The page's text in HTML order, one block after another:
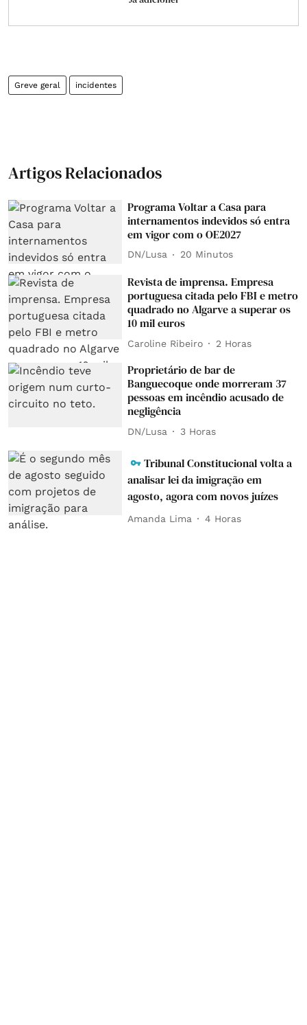
Greve geral incidentes
Artigos Relacionados
Programa Voltar a Casa para
internamentos indevidos só entra
em vigor com o OE2027
DN/Lusa 20 Minutos
Revista de imprensa. Empresa
portuguesa citada pelo FBI e metro
quadrado no Algarve a superar os
10 mil euros
Caroline Ribeiro 2 Horas
Proprietário de bar de
Banguecoque onde morreram 37
pessoas em incêndio acusado de
negligência
DN/Lusa 3 Horas
Tribunal Constitucional volta a
analisar lei da imigração em
agosto, agora com novos juízes
Amanda Lima 4 Horas